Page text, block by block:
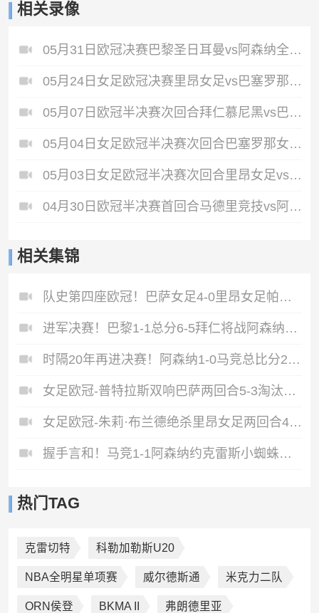
相关录像
05月31日欧冠决赛巴黎圣日耳曼vs阿森纳全场录像
05月24日女足欧冠决赛里昂女足vs巴塞罗那女足全场录像
05月07日欧冠半决赛次回合拜仁慕尼黑vs巴黎圣日耳曼全场录像
05月04日女足欧冠半决赛次回合巴塞罗那女足vs拜仁慕尼黑女足全场录像
05月03日女足欧冠半决赛次回合里昂女足vs阿森纳女足全场录像
04月30日欧冠半决赛首回合马德里竞技vs阿森纳全场录像
相关集锦
队史第四座欧冠！巴萨女足4-0里昂女足帕乔尔萨尔玛均两射一传
进军决赛！巴黎1-1总分6-5拜仁将战阿森纳登贝莱闪击凯恩破门
时隔20年再进决赛！阿森纳1-0马竞总比分2-1晋级萨卡制胜
女足欧冠-普特拉斯双响巴萨两回合5-3淘汰拜仁晋级决赛
女足欧冠-朱莉·布兰德绝杀里昂女足两回合4-3淘汰阿森纳进决赛
握手言和！马竞1-1阿森纳约克雷斯小蜘蛛均点射埃泽点球被取消
热门TAG
克雷切特 科勒加勒斯U20
NBA全明星单项赛 威尔德斯通 米克力二队
ORN侯登 BKMA II 弗朗德里亚